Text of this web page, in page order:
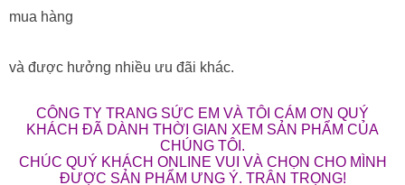
mua hàng
và được hưởng nhiều ưu đãi khác.
CÔNG TY TRANG SỨC EM VÀ TÔI CÁM ƠN QUÝ
KHÁCH ĐÃ DÀNH THỜI GIAN XEM SẢN PHẨM CỦA
CHÚNG TÔI.
CHÚC QUÝ KHÁCH ONLINE VUI VÀ CHỌN CHO MÌNH
ĐƯỢC SẢN PHẨM ƯNG Ý. TRÂN TRỌNG!